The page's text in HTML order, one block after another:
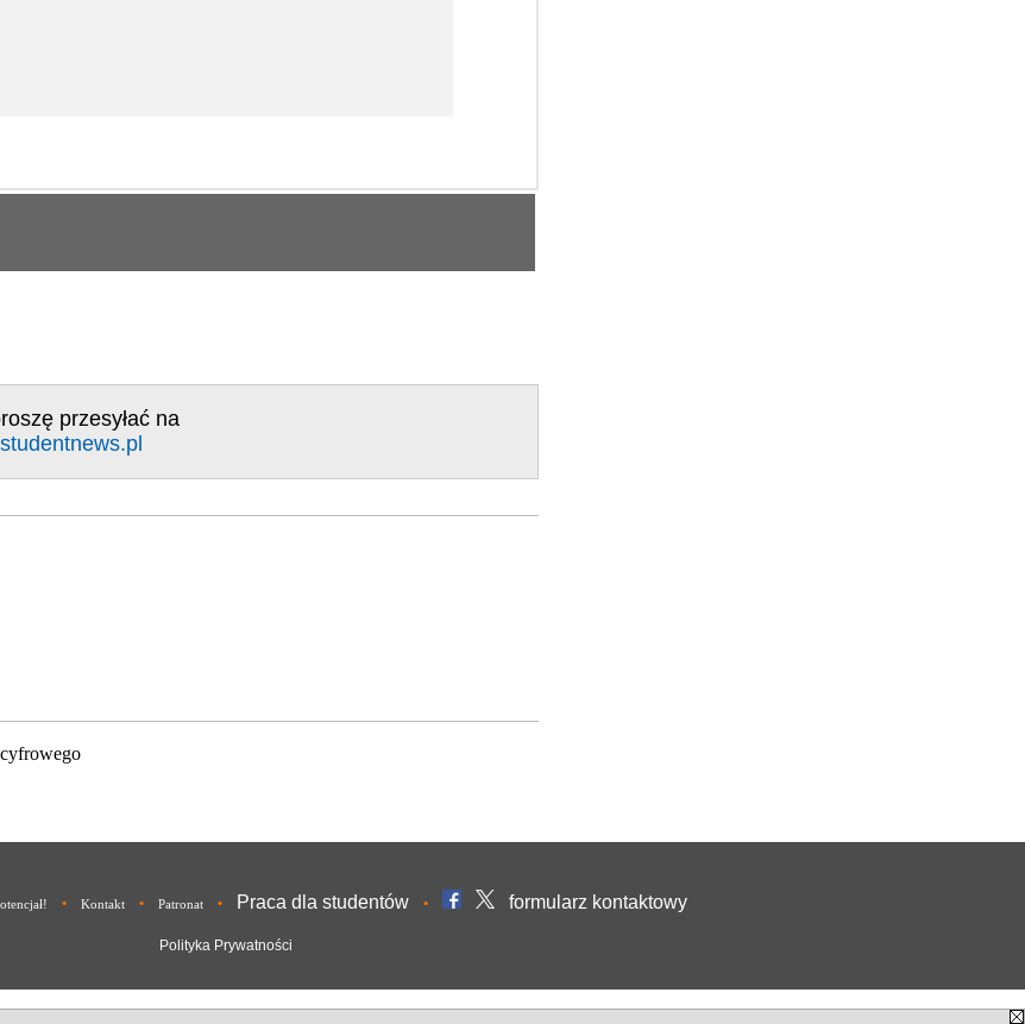
przesyłać na
• Kontakt • Patronat • Praca dla studentów • formularz kontaktowy
Polityka Prywatności